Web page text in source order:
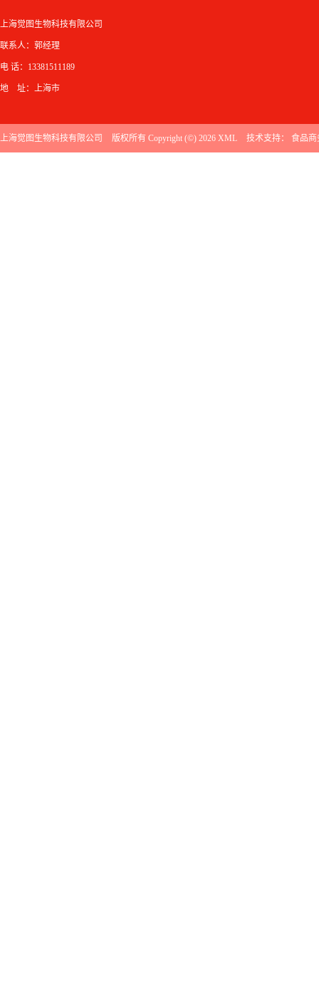
上海觉图生物科技有限公司
联系人：郭经理
电 话：13381511189
地 址：上海市
上海觉图生物科技有限公司 版权所有 Copyright (©) 2026 XML 技术支持： 食品商